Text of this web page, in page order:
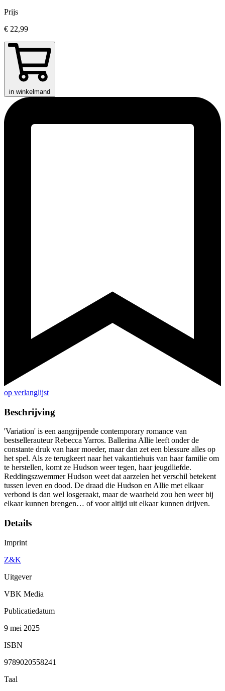
Prijs
€ 22,99
in winkelmand
op verlanglijst
Beschrijving
'Variation' is een aangrijpende contemporary romance van
bestsellerauteur Rebecca Yarros. Ballerina Allie leeft onder de
constante druk van haar moeder, maar dan zet een blessure alles op
het spel. Als ze terugkeert naar het vakantiehuis van haar familie om
te herstellen, komt ze Hudson weer tegen, haar jeugdliefde.
Reddingszwemmer Hudson weet dat aarzelen het verschil betekent
tussen leven en dood. De draad die Hudson en Allie met elkaar
verbond is dan wel losgeraakt, maar de waarheid zou hen weer bij
elkaar kunnen brengen… of voor altijd uit elkaar kunnen drijven.
Details
Imprint
Z&K
Uitgever
VBK Media
Publicatiedatum
9 mei 2025
ISBN
9789020558241
Taal